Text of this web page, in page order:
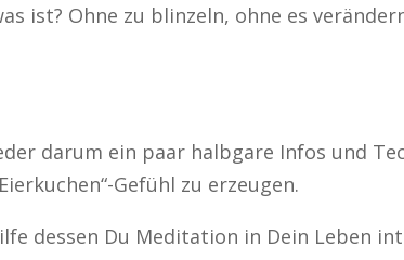
ist? Ohne zu blinzeln, ohne es
darum ein paar halbgare Infos und
Gefühl zu erzeugen.
dessen Du Meditation in Dein Leben